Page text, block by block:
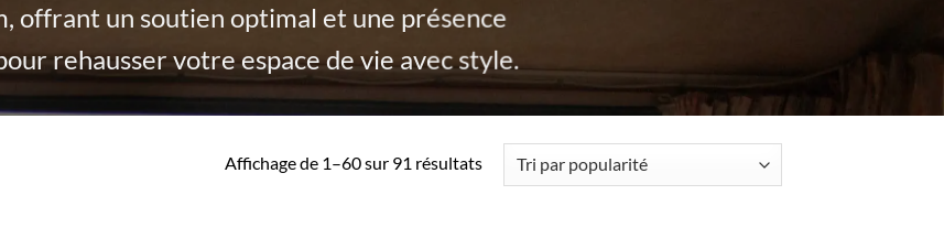
offrant un soutien optimal et une présence
rehausser votre espace de vie avec style.
Affichage de 1–60 sur 91 résultatsTrié
par